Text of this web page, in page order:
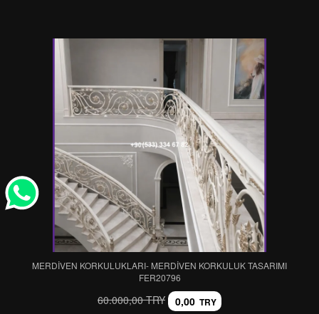
MERDİVEN KORKULUKLARI- MERDİVEN KORKULUK TASARIMI
FER20796
60.000,00 TRY 0,00 TRY